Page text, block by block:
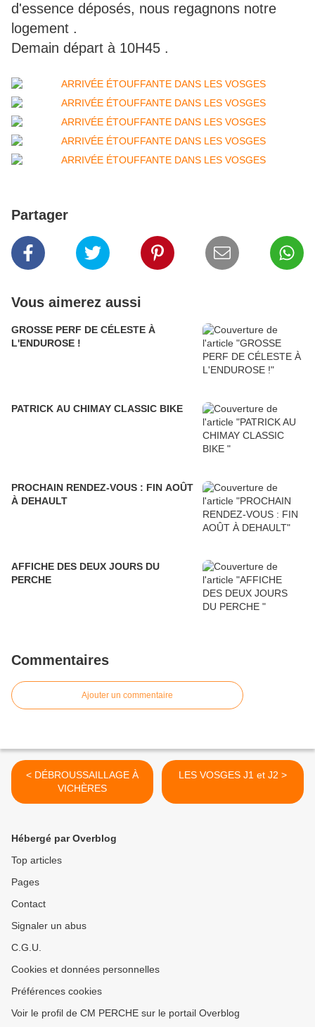
d'essence déposés, nous regagnons notre
logement .
Demain départ à 10H45 .
Partager
Vous aimerez aussi
GROSSE PERF DE CÉLESTE À
L'ENDUROSE !
PATRICK AU CHIMAY CLASSIC BIKE
PROCHAIN RENDEZ-VOUS : FIN AOÛT
À DEHAULT
AFFICHE DES DEUX JOURS DU
PERCHE
Commentaires
Ajouter un commentaire
< DÉBROUSSAILLAGE À
VICHÈRES
LES VOSGES J1 et J2 >
Hébergé par Overblog
Top articles
Pages
Contact
Signaler un abus
C.G.U.
Cookies et données personnelles
Préférences cookies
Voir le profil de CM PERCHE sur le portail Overblog